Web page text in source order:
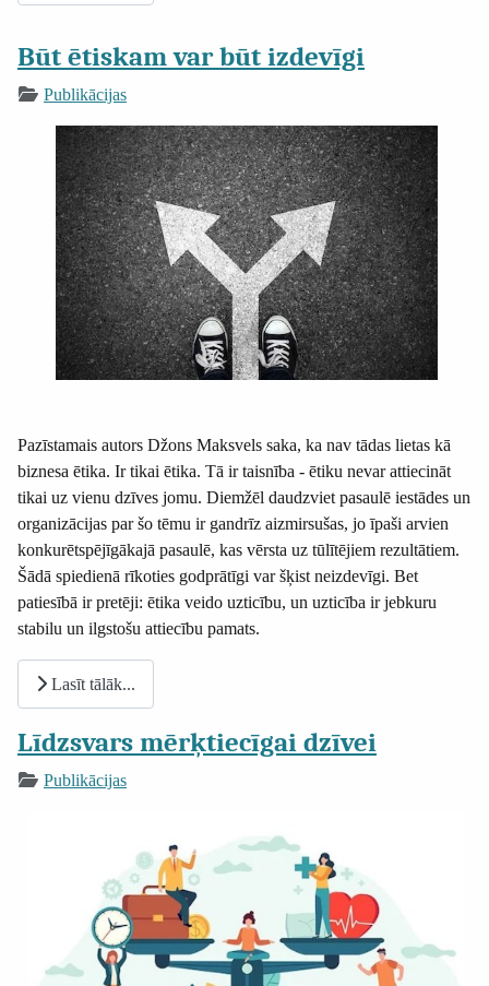
Būt ētiskam var būt izdevīgi
Publikācijas
Pazīstamais autors Džons Maksvels saka, ka nav tādas lietas kā
biznesa ētika. Ir tikai ētika. Tā ir taisnība - ētiku nevar attiecināt
tikai uz vienu dzīves jomu. Diemžēl daudzviet pasaulē iestādes un
organizācijas par šo tēmu ir gandrīz aizmirsušas, jo īpaši arvien
konkurētspējīgākajā pasaulē, kas vērsta uz tūlītējiem rezultātiem.
Šādā spiedienā rīkoties godprātīgi var šķist neizdevīgi. Bet
patiesībā ir pretēji: ētika veido uzticību, un uzticība ir jebkuru
stabilu un ilgstošu attiecību pamats.
Lasīt tālāk...
Līdzsvars mērķtiecīgai dzīvei
Publikācijas